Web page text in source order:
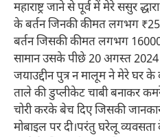
महाराष्ट्र जाने से पूर्व में मेरे ससुर
के बर्तन जिनकी कीमत लगभग
बर्तन जिसकी कीमत लगभग
सामान उसके पीछे 20 अगस्त 2024
जयाउद्दीन पुत्र न मालूम ने मेरे घर
ताले की डुप्लीकेट चाबी बनाकर
चोरी करके बेच दिए जिसकी
मोबाइल पर दी।परंतु घरेलू व्यवसता